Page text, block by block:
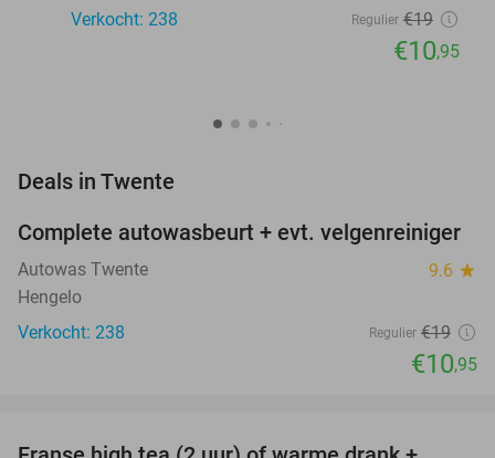
Verkocht: 238
Regulier €19
€10,95
Deals in Twente
42%
Complete autowasbeurt + evt. velgenreiniger
Autowas Twente 9.6 star
Hengelo
Verkocht: 238
Regulier €19
€10,95